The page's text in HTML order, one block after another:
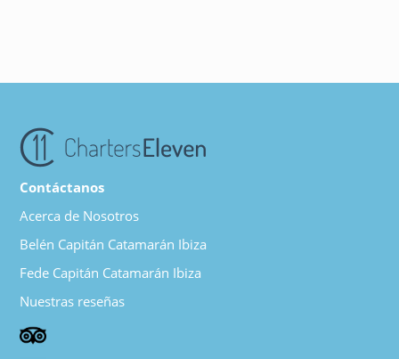
Contáctanos
Acerca de Nosotros
Belén Capitán Catamarán Ibiza
Fede Capitán Catamarán Ibiza
Nuestras reseñas